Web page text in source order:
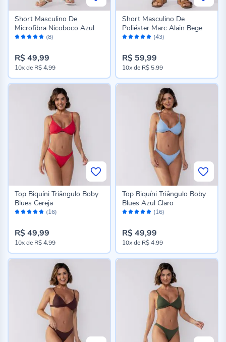
Avaliação: (8)
Short Masculino De
Microfibra Nicoboco Azul
R$ 49,99
10xde R$ 4,99
Avaliação: (43)
Short Masculino De
Poliéster Marc Alain Bege
R$ 59,99
10xde R$ 5,99
Avaliação: (16)
Top Biquíni Triângulo Boby
Blues Cereja
R$ 49,99
10xde R$ 4,99
Avaliação: (16)
Top Biquíni Triângulo Boby
Blues Azul Claro
R$ 49,99
10xde R$ 4,99